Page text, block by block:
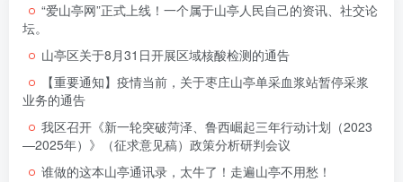
“爱山亭网”正式上线！一个属于山亭人民自己的资讯、社交论
坛。
山亭区关于8月31日开展区域核酸检测的通告
【重要通知】疫情当前，关于枣庄山亭单采血浆站暂停采浆
业务的通告
我区召开《新一轮突破菏泽、鲁西崛起三年行动计划（2023
—2025年）》（征求意见稿）政策分析研判会议
谁做的这本山亭通讯录，太牛了！走遍山亭不用愁！